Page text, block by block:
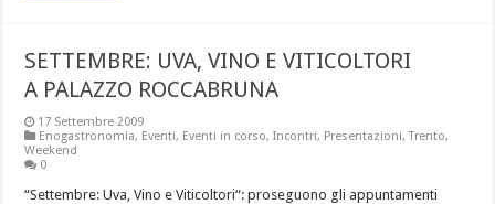
SETTEMBRE: UVA, VINO E VITICOLTORI
A PALAZZO ROCCABRUNA
17 Settembre 2009
Enogastronomia, Eventi, Eventi in corso,Incontri, Presentazioni,Trento,
Weekend
0
“Settembre: Uva, Vino e Viticoltori“: proseguono gli appuntamenti